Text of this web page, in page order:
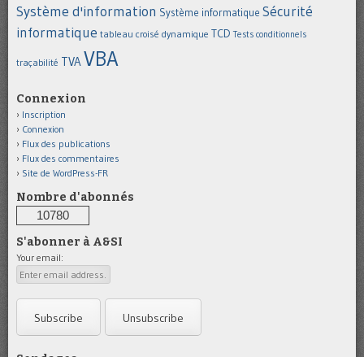
Système d'information Système informatique Sécurité
informatique tableau croisé dynamique TCD Tests conditionnels
traçabilité TVAVBA
Connexion
Inscription
Connexion
Flux des publications
Flux des commentaires
Site de WordPress-FR
Nombre d'abonnés
10780
S'abonner à A&SI
Your email: